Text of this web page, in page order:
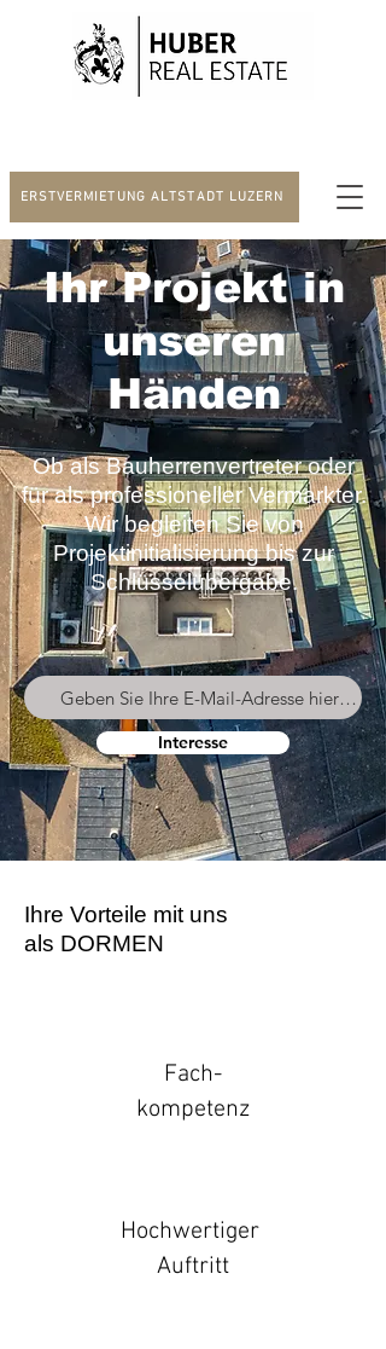
ERSTVERMIETUNG ALTSTADT LUZERN
Ihr Projekt in
unseren
Händen
Ob als Bauherrenvertreter oder
für als professioneller Vermarkter.
Wir begleiten Sie von
Projektinitialisierung bis zur
Schlüsselübergabe.
Interesse
Ihre Vorteile mit uns
als DORMEN
Fach-
kompetenz
Hochwertiger
Auftritt